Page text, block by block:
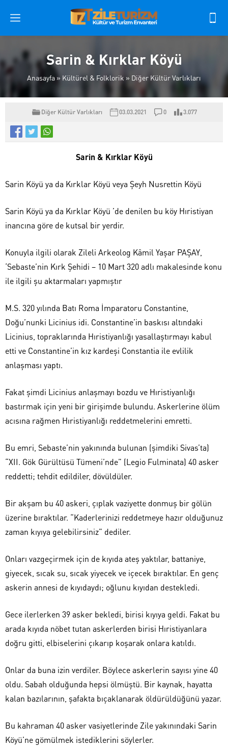
Sarin & Kırklar Köyü
Anasayfa » Kültürel & Folklorik » Diğer Kültür Varlıkları
Diğer Kültür Varlıkları 03.03.2021 0 3.077
Sarin & Kırklar Köyü
Sarin Köyü ya da Kırklar Köyü veya Şeyh Nusrettin Köyü
Sarin Köyü ya da Kırklar Köyü ’de denilen bu köy Hıristiyan
inancına göre de kutsal bir yerdir.
Konuyla ilgili olarak Zileli Arkeolog Kâmil Yaşar PAŞAY,
‘Sebaste’nin Kırk Şehidi – 10 Mart 320 adlı makalesinde konu
ile ilgili şu aktarmaları yapmıştır
M.S. 320 yılında Batı Roma İmparatoru Constantine,
Doğu’nunki Licinius idi. Constantine’in baskısı altındaki
Licinius, topraklarında Hıristiyanlığı yasallaştırmayı kabul
etti ve Constantine’in kız kardeşi Constantia ile evlilik
anlaşması yaptı.
Fakat şimdi Licinius anlaşmayı bozdu ve Hıristiyanlığı
bastırmak için yeni bir girişimde bulundu. Askerlerine ölüm
acısına rağmen Hıristiyanlığı reddetmelerini emretti.
Bu emri, Sebaste’nin yakınında bulunan (şimdiki Sivas’ta)
“XII. Gök Gürültüsü Tümeni’nde” (Legio Fulminata) 40 asker
reddetti; tehdit edildiler, dövüldüler.
Bir akşam bu 40 askeri, çıplak vaziyette donmuş bir gölün
üzerine bıraktılar. “Kaderlerinizi reddetmeye hazır olduğunuz
zaman kıyıya gelebilirsiniz” dediler.
Onları vazgeçirmek için de kıyıda ateş yaktılar, battaniye,
giyecek, sıcak su, sıcak yiyecek ve içecek bıraktılar. En genç
askerin annesi de kıyıdaydı; oğlunu kıyıdan destekledi.
Gece ilerlerken 39 asker bekledi, birisi kıyıya geldi. Fakat bu
arada kıyıda nöbet tutan askerlerden birisi Hıristiyanlara
doğru gitti, elbiselerini çıkarıp koşarak onlara katıldı.
Onlar da buna izin verdiler. Böylece askerlerin sayısı yine 40
oldu. Sabah olduğunda hepsi ölmüştü. Bir kaynak, hayatta
kalan bazılarının, şafakta bıçaklanarak öldürüldüğünü yazar.
Bu kahraman 40 asker vasiyetlerinde Zile yakınındaki Sarin
Köyü’ne gömülmek istediklerini söylerler.